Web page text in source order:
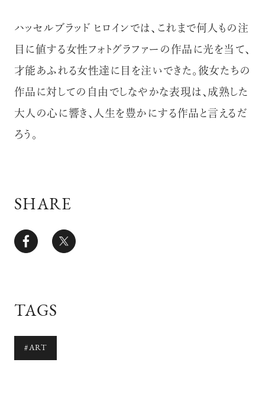
ハッセルブラッド ヒロインでは、これまで何人もの注
目に値する女性フォトグラファーの作品に光を当て、
才能あふれる女性達に目を注いできた。彼女たちの
作品に対しての自由でしなやかな表現は、成熟した
大人の心に響き、人生を豊かにする作品と言えるだ
ろう。
SHARE
TAGS
#ART